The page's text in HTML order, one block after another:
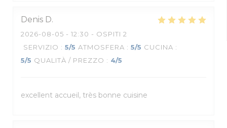
Denis D
2026-08-05 - 12:30 - OSPITI 2
SERVIZIO : 5/5 ATMOSFERA : 5/5 CUCINA :
5/5 QUALITÀ / PREZZO : 4/5
excellent accueil, très bonne cuisine